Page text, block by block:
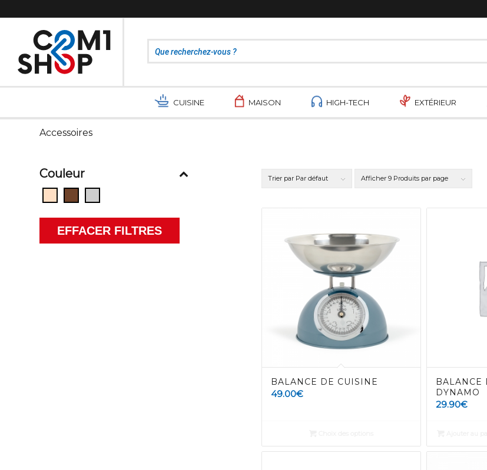
CUISINE MAISON HIGH-TECH EXTÉRIEUR
Accessoires
Trier par Par défaut Afficher 9 Produits par page
BALANCE DE CUISINE
49.00€
BALANCE
DYNAMO
29.90€
Couleur
EFFACER FILTRES